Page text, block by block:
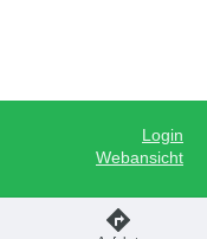
Login
Webansicht